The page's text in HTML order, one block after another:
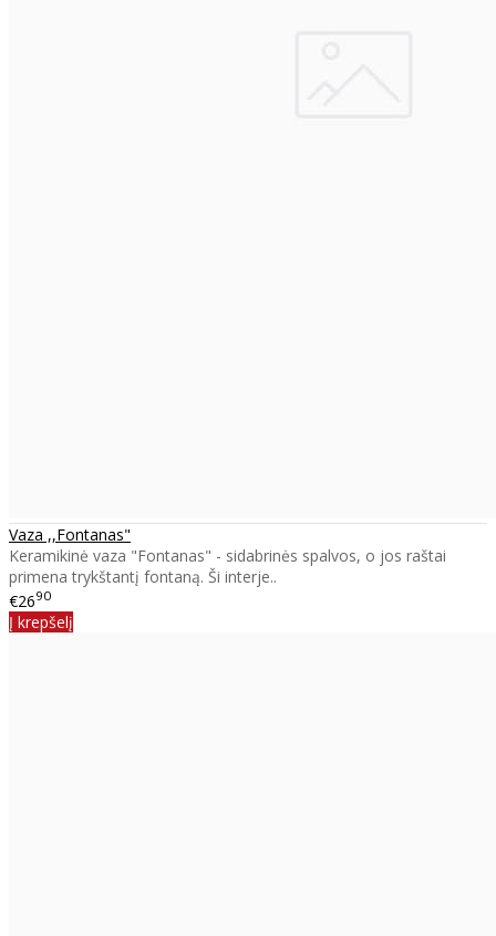
Vaza ,,Fontanas"
Keramikinė vaza "Fontanas" - sidabrinės spalvos, o jos raštai
primena trykštantį fontaną. Ši interje..
€2690
Į krepšelį